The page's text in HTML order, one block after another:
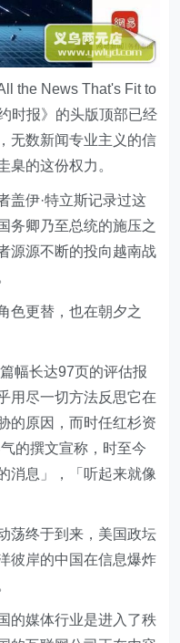
the News That's Fit to
时报》的头版顶部已经
无数新闻专业主义的信
臬的这份权力。
盖伊·特立斯记录过这
务卿乃至总统的施压之
源源不断的投向越南战
色更替，也在朝夕之
幅长达97页的评估报
用尽一切方法反思它在
的原因，而时任红杉资
的撰文宣称，时至今
消息」，「听起来就像
荡终于到来，美国政坛
彼岸的中国在信息爆炸
的媒体行业是进入了秩